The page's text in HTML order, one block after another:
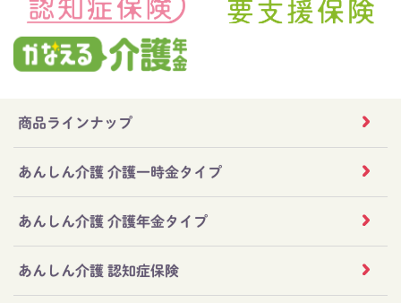
商品ラインナップ
あんしん介護 介護一時金タイプ
あんしん介護 介護年金タイプ
あんしん介護 認知症保険